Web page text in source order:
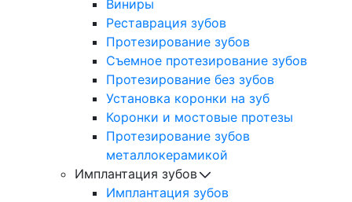
Виниры
Реставрация зубов
Протезирование зубов
Съемное протезирование зубов
Протезирование без зубов
Установка коронки на зуб
Коронки и мостовые протезы
Протезирование зубов
металлокерамикой
Имплантация зубов
Имплантация зубов